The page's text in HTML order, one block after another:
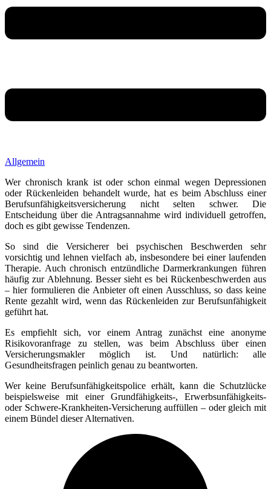
Allgemein
Wer chronisch krank ist oder schon einmal wegen Depressionen
oder Rückenleiden behandelt wurde, hat es beim Abschluss einer
Berufsunfähigkeitsversicherung nicht selten schwer. Die
Entscheidung über die Antragsannahme wird individuell getroffen,
doch es gibt gewisse Tendenzen.
So sind die Versicherer bei psychischen Beschwerden sehr
vorsichtig und lehnen vielfach ab, insbesondere bei einer laufenden
Therapie. Auch chronisch entzündliche Darmerkrankungen führen
häufig zur Ablehnung. Besser sieht es bei Rückenbeschwerden aus
– hier formulieren die Anbieter oft einen Ausschluss, so dass keine
Rente gezahlt wird, wenn das Rückenleiden zur Berufsunfähigkeit
geführt hat.
Es empfiehlt sich, vor einem Antrag zunächst eine anonyme
Risikovoranfrage zu stellen, was beim Abschluss über einen
Versicherungsmakler möglich ist. Und natürlich: alle
Gesundheitsfragen peinlich genau zu beantworten.
Wer keine Berufsunfähigkeitspolice erhält, kann die Schutzlücke
beispielsweise mit einer Grundfähigkeits-, Erwerbsunfähigkeits-
oder Schwere-Krankheiten-Versicherung auffüllen – oder gleich mit
einem Bündel dieser Alternativen.